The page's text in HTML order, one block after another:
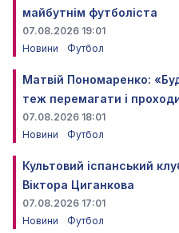
майбутнім футболіста
07.08.2026 19:01
Новини
Футбол
Матвій Пономаренко:
теж перемагати і
07.08.2026 18:01
Новини
Футбол
Культовий іспанський
Віктора Циганкова
07.08.2026 17:01
Новини
Футбол